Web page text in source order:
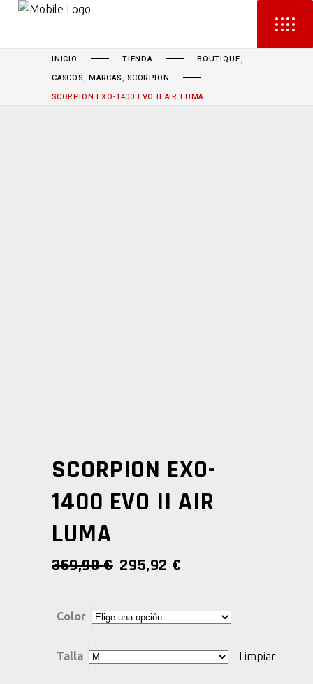
INICIO TIENDA BOUTIQUE,
CASCOS, MARCAS, SCORPION
SCORPION EXO-1400 EVO II AIR LUMA
SCORPION EXO-
1400 EVO II AIR
LUMA
369,90€ EL
ERA:
295,92 €
ES:
Color
Talla Limpiar